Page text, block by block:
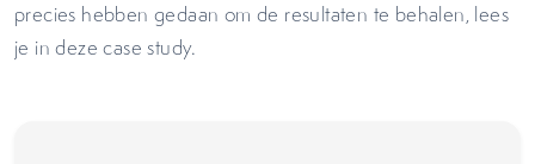
precies hebben gedaan om de resultaten te behalen, lees
je in deze case study.